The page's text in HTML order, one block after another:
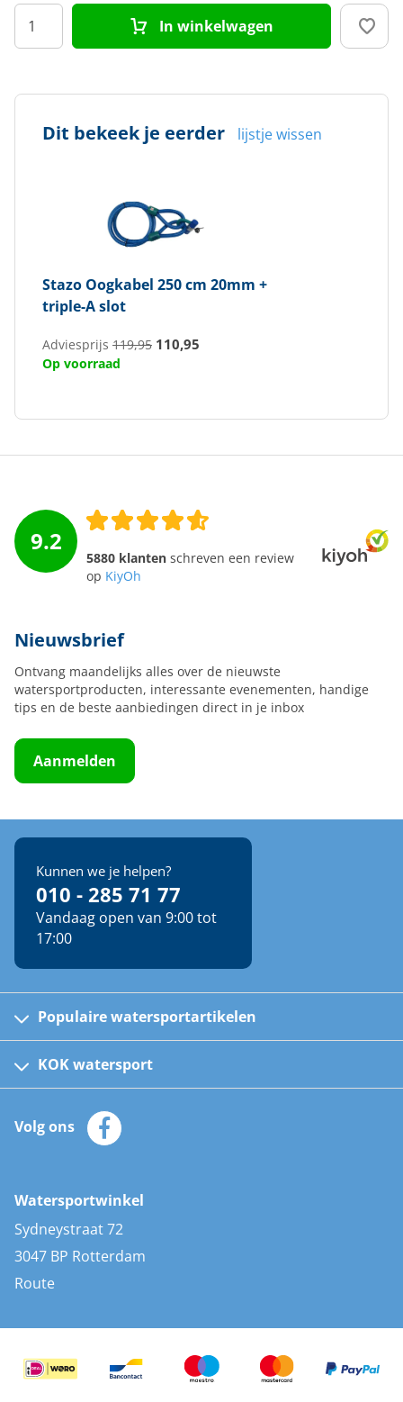
In winkelwagen
Dit bekeek je eerder lijstje wissen
Stazo Oogkabel 250 cm 20mm +
triple-A slot
Adviesprijs 119,95 110,95
Op voorraad
9.2
5880 klanten schreven een review
op KiyOh
Nieuwsbrief
Ontvang maandelijks alles over de nieuwste
watersportproducten, interessante evenementen, handige
tips en de beste aanbiedingen direct in je inbox
Aanmelden
Kunnen we je helpen?
010 - 285 71 77
Vandaag open van 9:00 tot
17:00
Populaire watersportartikelen
Kinder reddingsvesten
Automatische reddingsvesten
Zeilkleding
Zonnepanelen
AIS transponders
Stootwillen en fenders
Bootkussens
Zwemtrappen
KOK watersport
Klantenservice
Merken
Volg ons
Watersportwinkel
Sydneystraat 72
3047 BP Rotterdam
Route